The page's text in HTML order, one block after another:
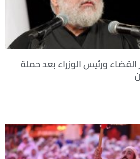
ورئيس الوزراء بعد حملة